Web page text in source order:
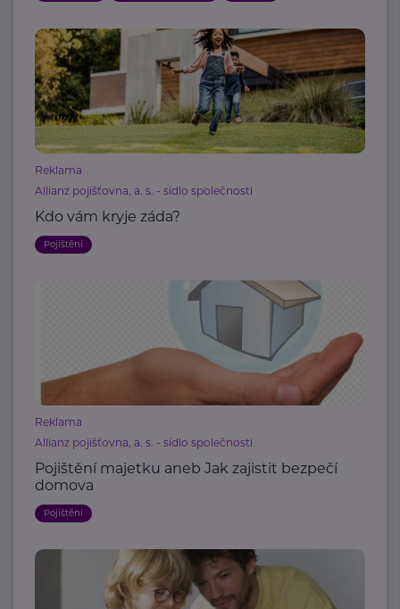
Reklama
Allianz pojišťovna, a. s. - sídlo společnosti
Kdo vám kryje záda?
Pojištění
Reklama
Allianz pojišťovna, a. s. - sídlo společnosti
Pojištění majetku aneb Jak zajistit bezpečí
domova
Pojištění